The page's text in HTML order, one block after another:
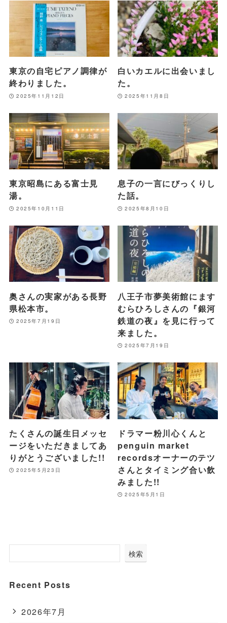
東京の自宅ピアノ調律が
終わりました。
2025年11月12日
白いカエルに出会いまし
た。
2025年11月8日
東京昭島にある富士見
湯。
2025年10月11日
息子の一言にびっくりし
た話。
2025年8月10日
奥さんの実家がある長野
県松本市。
2025年7月19日
八王子市夢美術館にます
むらひろしさんの『銀河
鉄道の夜』を見に行って
来ました。
2025年7月19日
たくさんの誕生日メッセ
ージをいただきましてあ
りがとうございました!!
2025年5月23日
ドラマー粉川心くんと
penguin market
recordsオーナーのテツ
さんとタイミング合い飲
みました!!
2025年5月1日
検索
Recent Posts
2026年7月